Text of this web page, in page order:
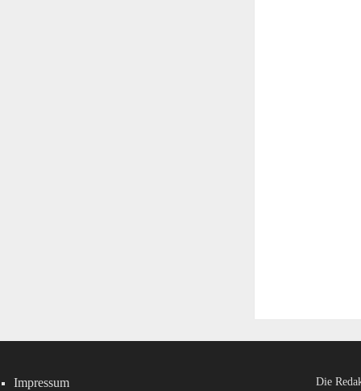
Impressum
Die